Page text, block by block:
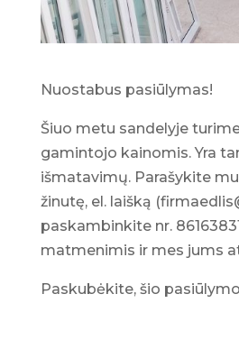
Nuostabus pasiūlymas!
Šiuo metu sandelyje
gamintojo kainomis. Yra
išmatavimų. Parašykite
žinutę, el. laišką
paskambinkite nr.
matmenimis ir mes jums
Paskubėkite, šio